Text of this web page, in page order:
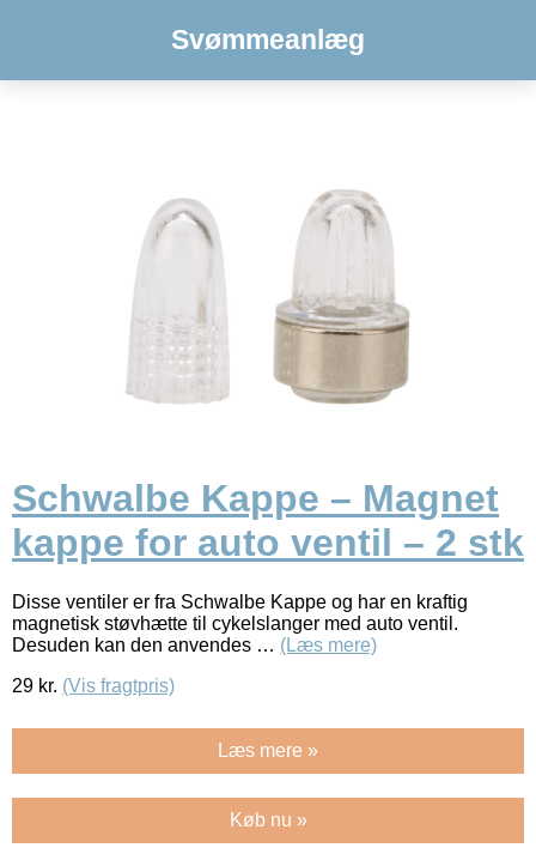
Svømmeanlæg
Schwalbe Kappe – Magnet
kappe for auto ventil – 2 stk
Disse ventiler er fra Schwalbe Kappe og har en kraftig
magnetisk støvhætte til cykelslanger med auto ventil.
Desuden kan den anvendes … (Læs mere)
29 kr. (Vis fragtpris)
Læs mere »
Køb nu »